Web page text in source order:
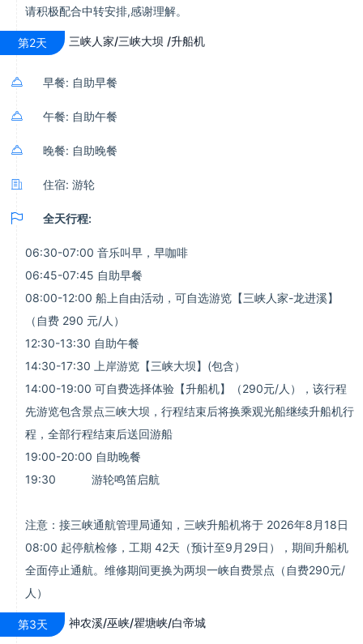
请积极配合中转安排,感谢理解。
第2天 三峡人家/三峡大坝 /升船机
 早餐: 自助早餐
 午餐: 自助午餐
 晚餐: 自助晚餐
 住宿: 游轮
 全天行程:
06:30-07:00 音乐叫早，早咖啡
06:45-07:45 自助早餐
08:00-12:00 船上自由活动，可自选游览【三峡人家-龙进溪】
（自费 290 元/人）
12:30-13:30 自助午餐
14:30-17:30 上岸游览【三峡大坝】(包含）
14:00-19:00 可自费选择体验【升船机】（290元/人），该行程
先游览包含景点三峡大坝，行程结束后将换乘观光船继续升船机行
程，全部行程结束后送回游船
19:00-20:00 自助晚餐
19:30 游轮鸣笛启航
注意：接三峡通航管理局通知，三峡升船机将于 2026年8月18日
08:00 起停航检修，工期 42天（预计至9月29日），期间升船机
全面停止通航。维修期间更换为两坝一峡自费景点（自费290元/
人）
第3天 神农溪/巫峡/瞿塘峡/白帝城